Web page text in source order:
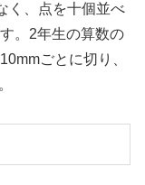
く、点を十個並べ
。2年生の算数の
ごとに切り、